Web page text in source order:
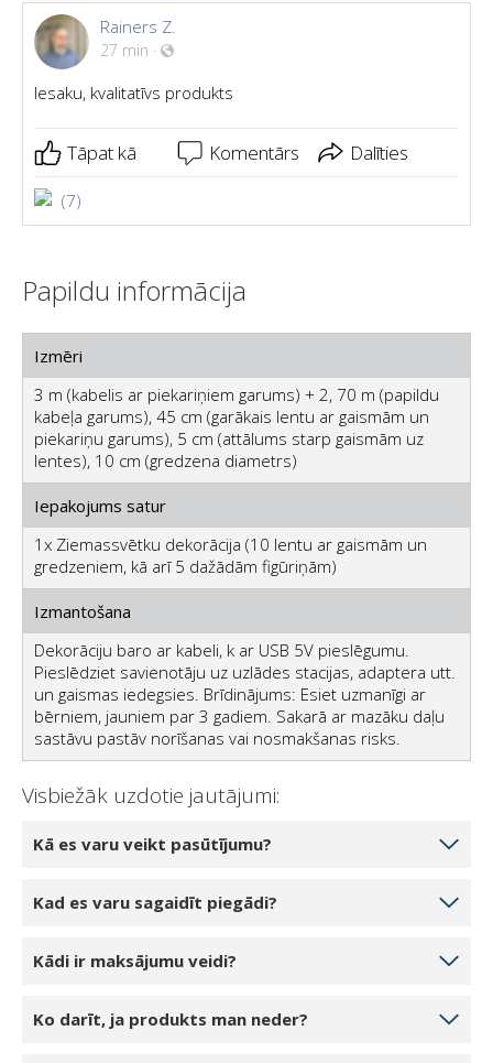
Rainers Z.
27 min ·
Iesaku, kvalitatīvs produkts
Tāpat kā Komentārs Dalīties
(7)
Papildu informācija
Izmēri
3 m (kabelis ar piekariņiem garums) + 2, 70 m (papildu
kabeļa garums), 45 cm (garākais lentu ar gaismām un
piekariņu garums), 5 cm (attālums starp gaismām uz
lentes), 10 cm (gredzena diametrs)
Iepakojums satur
1x Ziemassvētku dekorācija (10 lentu ar gaismām un
gredzeniem, kā arī 5 dažādām figūriņām)
Izmantošana
Dekorāciju baro ar kabeli, k ar USB 5V pieslēgumu.
Pieslēdziet savienotāju uz uzlādes stacijas, adaptera utt.
un gaismas iedegsies. Brīdinājums: Esiet uzmanīgi ar
bērniem, jauniem par 3 gadiem. Sakarā ar mazāku daļu
sastāvu pastāv norīšanas vai nosmakšanas risks.
Visbiežāk uzdotie jautājumi:
Kā es varu veikt pasūtījumu?
noklikšķinot uz 1 gabals, 2 gabali vai 3 gabali.
pievienota jūsu tiešsaistes grozam. Jūs varat pievienot
Noklikšķinot uz pogas Turpināt pie kases, jūs tiksiet
Kad es varu sagaidīt piegādi?
jūs varat sagaidīt piegādi 5-7 darba dienu laikā.
rīta. Jūs tiksiet savlaicīgi informēts pirms piegādes ar
Kādi ir maksājumu veidi?
ar kredītkarti vai PayPal. Par piegādi var norēķināties
Ko darīt, ja produkts man neder?